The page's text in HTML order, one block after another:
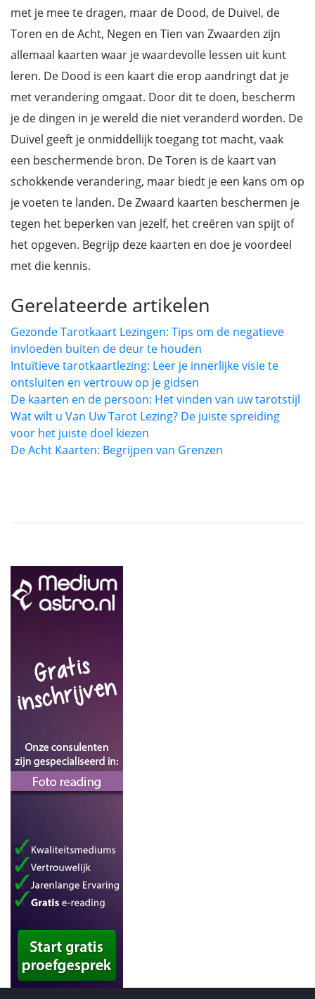
met je mee te dragen, maar de Dood, de Duivel, de
Toren en de Acht, Negen en Tien van Zwaarden zijn
allemaal kaarten waar je waardevolle lessen uit kunt
leren. De Dood is een kaart die erop aandringt dat je
met verandering omgaat. Door dit te doen, bescherm
je de dingen in je wereld die niet veranderd worden. De
Duivel geeft je onmiddellijk toegang tot macht, vaak
een beschermende bron. De Toren is de kaart van
schokkende verandering, maar biedt je een kans om op
je voeten te landen. De Zwaard kaarten beschermen je
tegen het beperken van jezelf, het creëren van spijt of
het opgeven. Begrijp deze kaarten en doe je voordeel
met die kennis.
Gerelateerde artikelen
Gezonde Tarotkaart Lezingen: Tips om de negatieve
invloeden buiten de deur te houden
Intuïtieve tarotkaartlezing: Leer je innerlijke visie te
ontsluiten en vertrouw op je gidsen
De kaarten en de persoon: Het vinden van uw tarotstijl
Wat wilt u Van Uw Tarot Lezing? De juiste spreiding
voor het juiste doel kiezen
De Acht Kaarten: Begrijpen van Grenzen